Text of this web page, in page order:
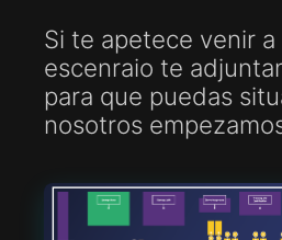
Si te apetece venir
escenraio te
para que puedas
nosotros